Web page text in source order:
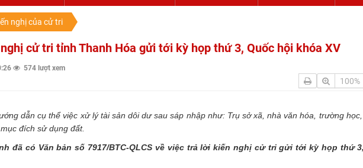
nghị của cử tri
cử tri tỉnh Thanh Hóa gửi tới kỳ họp thứ 3, Quốc hội khóa XV
574 lượt xem
100%
dẫn cụ thể việc xử lý tài sản dôi dư sau sáp nhập như: Trụ sở xã, nhà văn hóa, trường học,
đích sử dụng đất.
đã có Văn bản số 7917/BTC-QLCS về việc trả lời kiến nghị cử trigửi tới kỳ họp thứ 3